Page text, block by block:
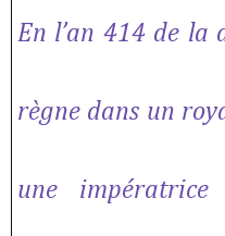
En l’an 414 de la
règne dans un
une impératrice